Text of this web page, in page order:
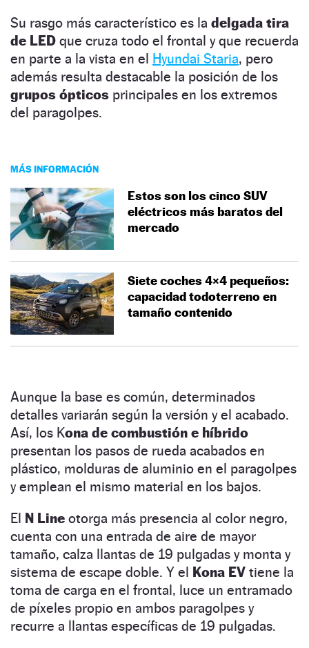
Su rasgo más característico es la delgada tira
de LED que cruza todo el frontal y que recuerda
en parte a la vista en el Hyundai Staria, pero
además resulta destacable la posición de los
grupos ópticos principales en los extremos
del paragolpes.
MÁS INFORMACIÓN
Estos son los cinco SUV
eléctricos más baratos del
mercado
Siete coches 4×4 pequeños:
capacidad todoterreno en
tamaño contenido
Aunque la base es común, determinados
detalles variarán según la versión y el acabado.
Así, los Kona de combustión e híbrido
presentan los pasos de rueda acabados en
plástico, molduras de aluminio en el paragolpes
y emplean el mismo material en los bajos.
El N Line otorga más presencia al color negro,
cuenta con una entrada de aire de mayor
tamaño, calza llantas de 19 pulgadas y monta y
sistema de escape doble. Y el Kona EV tiene la
toma de carga en el frontal, luce un entramado
de píxeles propio en ambos paragolpes y
recurre a llantas específicas de 19 pulgadas.